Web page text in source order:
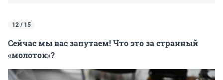
12 / 15
Сейчас мы вас запутаем! Что это за странный
«молоток»?